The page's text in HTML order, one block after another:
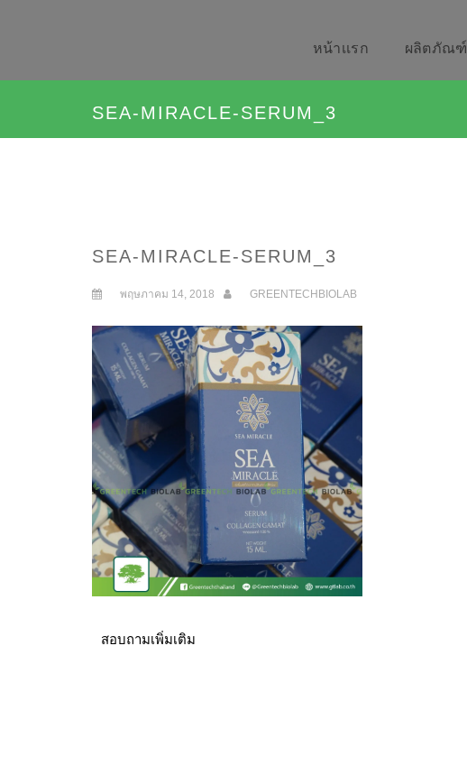
หน้าเเรก ผลิตภัณฑ์
SEA-MIRACLE-SERUM_3
SEA-MIRACLE-SERUM_3
พฤษภาคม 14, 2018 GREENTECHBIOLAB
สอบถามเพิ่มเติม